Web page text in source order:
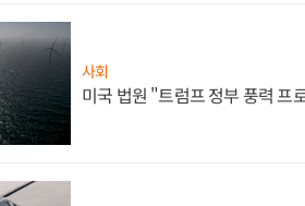
사회
미국 법원 "트럼프 정부 풍력 프